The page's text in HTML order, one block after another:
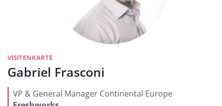
VISITENKARTE
Gabriel Frasconi
VP & General Manager Continental Europe